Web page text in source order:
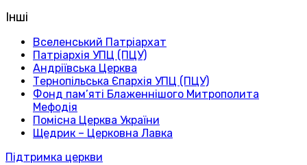
Інші
Вселенський Патріархат
Патріархія УПЦ (ПЦУ)
Андріївська Церква
Тернопільська Єпархія УПЦ (ПЦУ)
Фонд пам’яті Блаженнішого Митрополита
Мефодія
Помісна Церква України
Щедрик – Церковна Лавка
Підтримка церкви